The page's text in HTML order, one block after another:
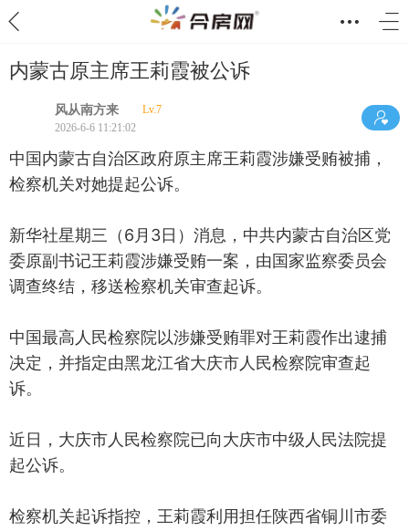
内蒙古原主席王莉霞被公诉
风从南方来
Lv.7
2026-6-6 11:21:02
中国内蒙古自治区政府原主席王莉霞涉嫌受贿被捕，
检察机关对她提起公诉。
新华社星期三（6月3日）消息，中共内蒙古自治区党
委原副书记王莉霞涉嫌受贿一案，由国家监察委员会
调查终结，移送检察机关审查起诉。
中国最高人民检察院以涉嫌受贿罪对王莉霞作出逮捕
决定，并指定由黑龙江省大庆市人民检察院审查起
诉。
近日，大庆市人民检察院已向大庆市中级人民法院提
起公诉。
检察机关起诉指控，王莉霞利用担任陕西省铜川市委